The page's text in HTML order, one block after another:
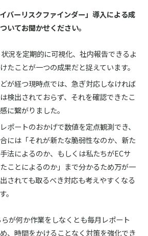
リスクファインダー」導入による成
いてお聞かせください。
況を定期的に可視化、社内報告できるよ
たことが一つの成果だと捉えています。
が経つ現時点では、急ぎ対応しなければ
検出されておらず、それを確認できたこ
に繋がりました。
ポートのおかげで数値を定点観測でき、
には「それが新たな脆弱性なのか、新た
法によるのか、もしくは私たちがECサ
ことによるのか」まで分かるため万が一
されても取るべき対応も考えやすくなる
。
が何か作業をしなくとも毎月レポート
、時間をかけることなく対策を強化でき